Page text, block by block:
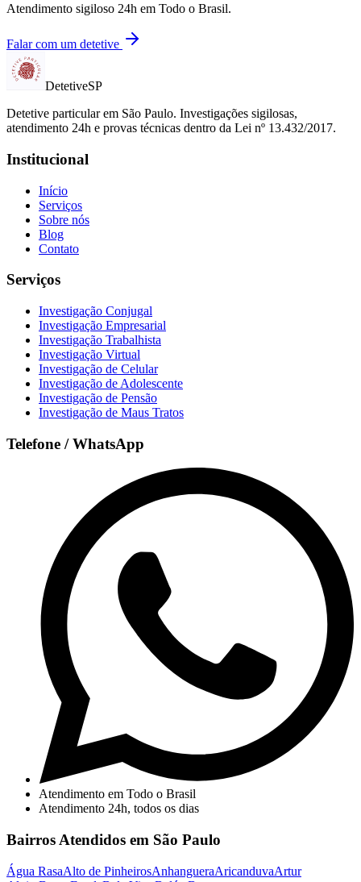
Atendimento sigiloso 24h em Todo o Brasil.
Falar com um detetive
DetetiveSP
Detetive particular em São Paulo. Investigações sigilosas,
atendimento 24h e provas técnicas dentro da Lei nº 13.432/2017.
Institucional
Início
Serviços
Sobre nós
Blog
Contato
Serviços
Investigação Conjugal
Investigação Empresarial
Investigação Trabalhista
Investigação Virtual
Investigação de Celular
Investigação de Adolescente
Investigação de Pensão
Investigação de Maus Tratos
Telefone / WhatsApp
Atendimento em Todo o Brasil
Atendimento 24h, todos os dias
Bairros Atendidos em São Paulo
Água RasaAlto de PinheirosAnhangueraAricanduvaArtur